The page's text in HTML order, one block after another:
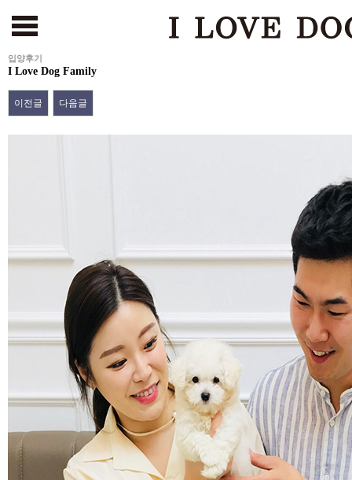
서울본점 건대점
입양후기
I Love Dog Family
이전글 다음글